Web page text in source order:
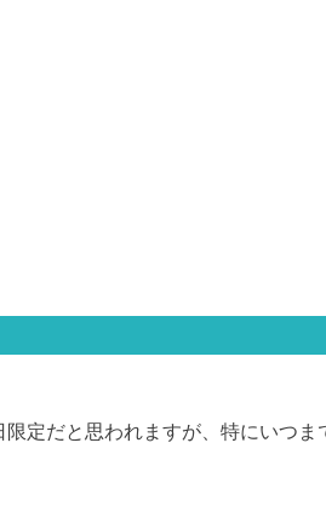
定だと思われますが、特にいつま